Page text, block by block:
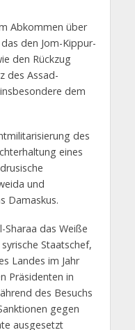
Abkommen über
den Jom-Kippur-
den Rückzug
des Assad-
dem
des
eines
und
Damaskus.
das Weiße
Staatschef,
Landes im Jahr
Präsidenten in
des Besuchs
gegen
ausgesetzt